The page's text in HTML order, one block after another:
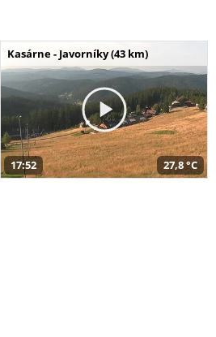
Kasárne - Javorníky (43 km)
17:52 27,8 °C